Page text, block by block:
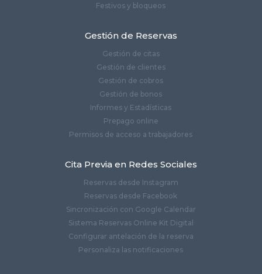
Festivos y bloqueos
Gestión de Reservas
Gestión de citas
Gestión de clientes
Gestión de cobros
Gestión de bonos
Informes y Estadísticas
Prepago online
Permisos de acceso a trabajadores
Cita Previa en Redes Sociales
Reservas desde Instagram
Reservas desde Facebook
Sincronización con Google Calendar
Sistema Reservas Online Kit Digital
Configurar antelación de la reserva
Personaliza las notificaciones